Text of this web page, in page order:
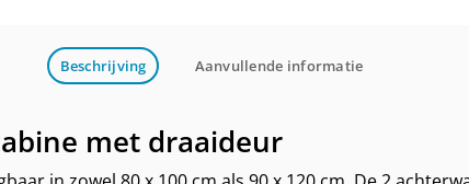
Beschrijving Aanvullende informatie
met draaideur